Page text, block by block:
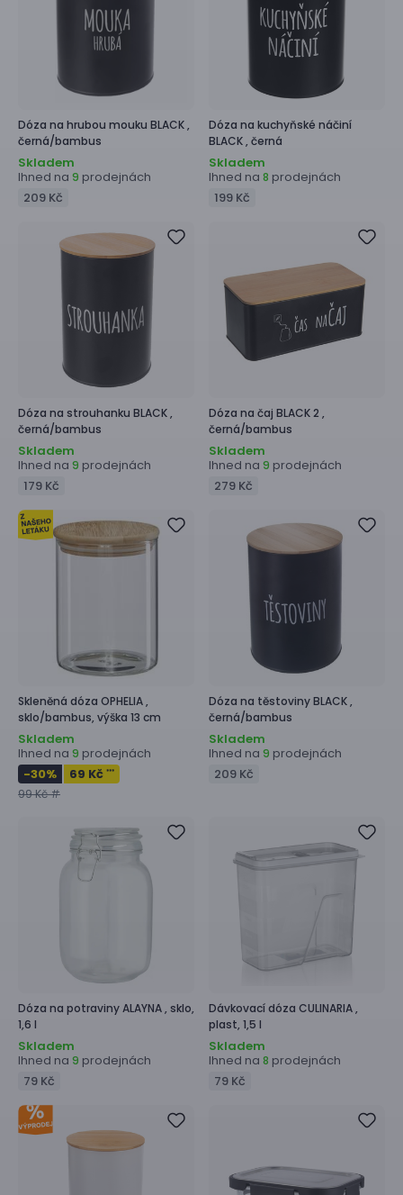
Dóza na hrubou mouku BLACK ,
černá/bambus
Skladem
Ihned na 9 prodejnách
209 Kč
Dóza na kuchyňské náčiní
BLACK , černá
Skladem
Ihned na 8 prodejnách
199 Kč
Dóza na strouhanku BLACK ,
černá/bambus
Skladem
Ihned na 9 prodejnách
179 Kč
Dóza na čaj BLACK 2 ,
černá/bambus
Skladem
Ihned na 9 prodejnách
279 Kč
Skleněná dóza OPHELIA ,
sklo/bambus, výška 13 cm
Skladem
Ihned na 9 prodejnách
-30% 69 Kč ***
99 Kč #
Dóza na těstovinyBLACK ,
černá/bambus
Skladem
Ihned na 9 prodejnách
209 Kč
Dóza na potravinyALAYNA , sklo,
1,6 l
Skladem
Ihned na 9 prodejnách
79 Kč
Dávkovací dóza CULINARIA ,
plast, 1,5 l
Skladem
Ihned na 8 prodejnách
79 Kč